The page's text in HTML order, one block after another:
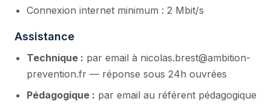
Connexion internet minimum : 2 Mbit/s
Assistance
Technique : par email à nicolas.brest@ambition-
prevention.fr — réponse sous 24h ouvrées
Pédagogique : par email au référent pédagogique